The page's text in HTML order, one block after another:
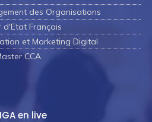
des Organisations
d'Etat Français
et Marketing Digital
CCA
en live